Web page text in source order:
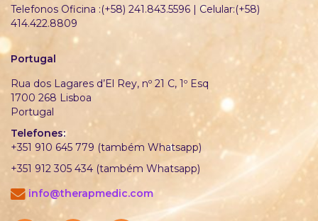
Telefonos Oficina :(+58) 241.843.5596 | Celular:(+58)
414.422.8809
Portugal
Rua dos Lagares d’El Rey, nº 21 C, 1º Esq
1700 268 Lisboa
Portugal
Telefones:
+351 910 645 779 (também Whatsapp)
+351 912 305 434 (também Whatsapp)
info@therapmedic.com